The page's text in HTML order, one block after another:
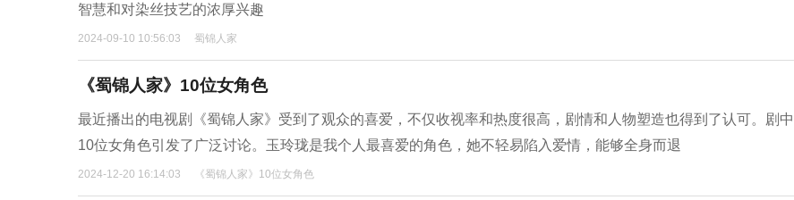
智慧和对染丝技艺的浓厚兴趣
2024-09-10 10:56:03 蜀锦人家
《蜀锦人家》10位女角色
最近播出的电视剧《蜀锦人家》受到了观众的喜爱，不仅收视率和热度很高，剧情和人物塑造也得到了认可。剧中
10位女角色引发了广泛讨论。玉玲珑是我个人最喜爱的角色，她不轻易陷入爱情，能够全身而退
2024-12-20 16:14:03 《蜀锦人家》10位女角色